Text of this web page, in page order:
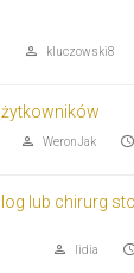
kluczowski8
WeronJak
lub chirurg
lidia